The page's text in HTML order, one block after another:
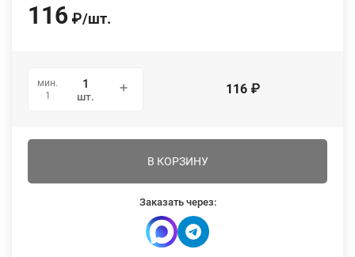
116 ₽/шт.
мин.
1
шт. 116 ₽
В КОРЗИНУ
Заказать через: